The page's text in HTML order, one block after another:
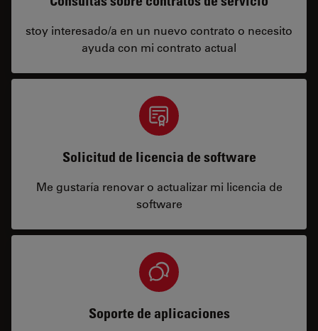
stoy interesado/a en un nuevo contrato o necesito
ayuda con mi contrato actual
Solicitud de licencia de software
Me gustaría renovar o actualizar mi licencia de
software
Soporte de aplicaciones